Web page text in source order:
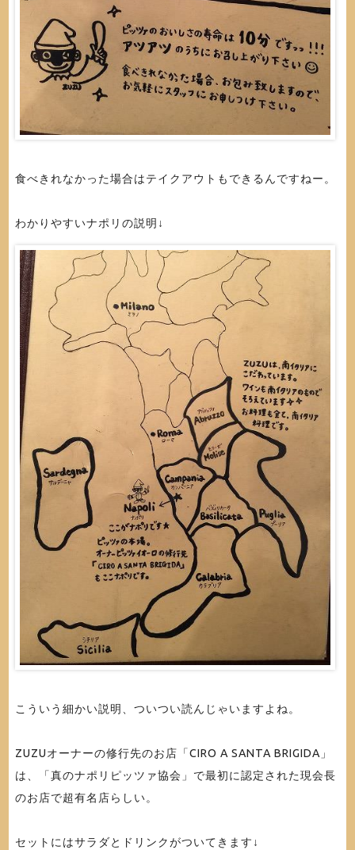
食べきれなかった場合はテイクアウトもできるんですねー。
わかりやすいナポリの説明↓
こういう細かい説明、ついつい読んじゃいますよね。
ZUZUオーナーの修行先のお店「CIRO A SANTA BRIGIDA」
は、「真のナポリピッツァ協会」で最初に認定された現会長
のお店で超有名店らしい。
セットにはサラダとドリンクがついてきます↓